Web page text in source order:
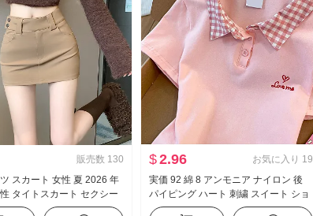
販売数 130
スカート 女性 夏 2026 年
タイトスカート セクシー
タイル ハイウエスト A字
$2.96 お気に入り 19
実価 92 綿 8 アンモニア ナイロン 後
パイピング ハート 刺繍 スイート ショ
ート丈 ポロ襟 Tシャツ スリムフィット